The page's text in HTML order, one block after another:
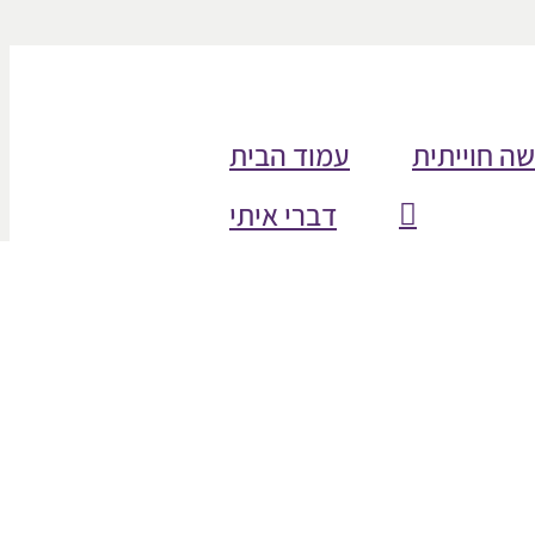
עמוד הבית חוייתית
דברי איתי